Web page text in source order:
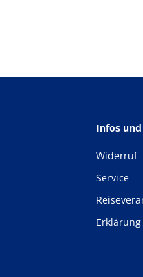
Infos
Widerruf
Service